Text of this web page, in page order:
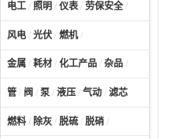
电工 / 照明 / 仪表 / 劳保安全 /
风电 / 光伏 / 燃机/
金属 / 耗材 / 化工产品 / 杂品 /
管 / 阀 / 泵 / 液压 / 气动 / 滤芯
燃料 / 除灰 / 脱硫 / 脱硝 /